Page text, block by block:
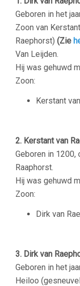
Geboren in het
Zoon van
Raephorst) (Zie
Van Leijden.
Hij was gehuwd
Zoon:
Kerstant
2. Kerstant van
Geboren in 1200,
Raaphorst.
Hij was gehuwd
Zoon:
Dirk van
3. Dirk van
Geboren in het
Heiloo